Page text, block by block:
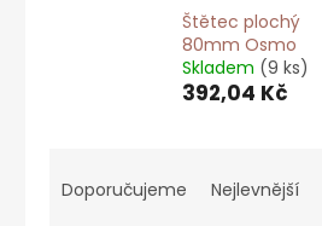
Štětec plochý
80mm Osmo
Skladem (9 ks)
392,04 Kč
aDoporučujeme Nejlevnější